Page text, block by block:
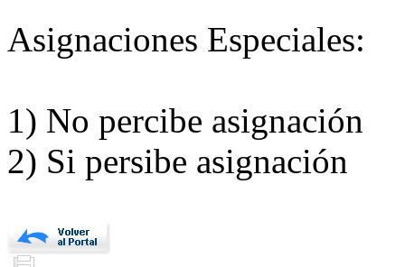
Asignaciones Especiales:
1) No percibe asignación
2) Si persibe asignación